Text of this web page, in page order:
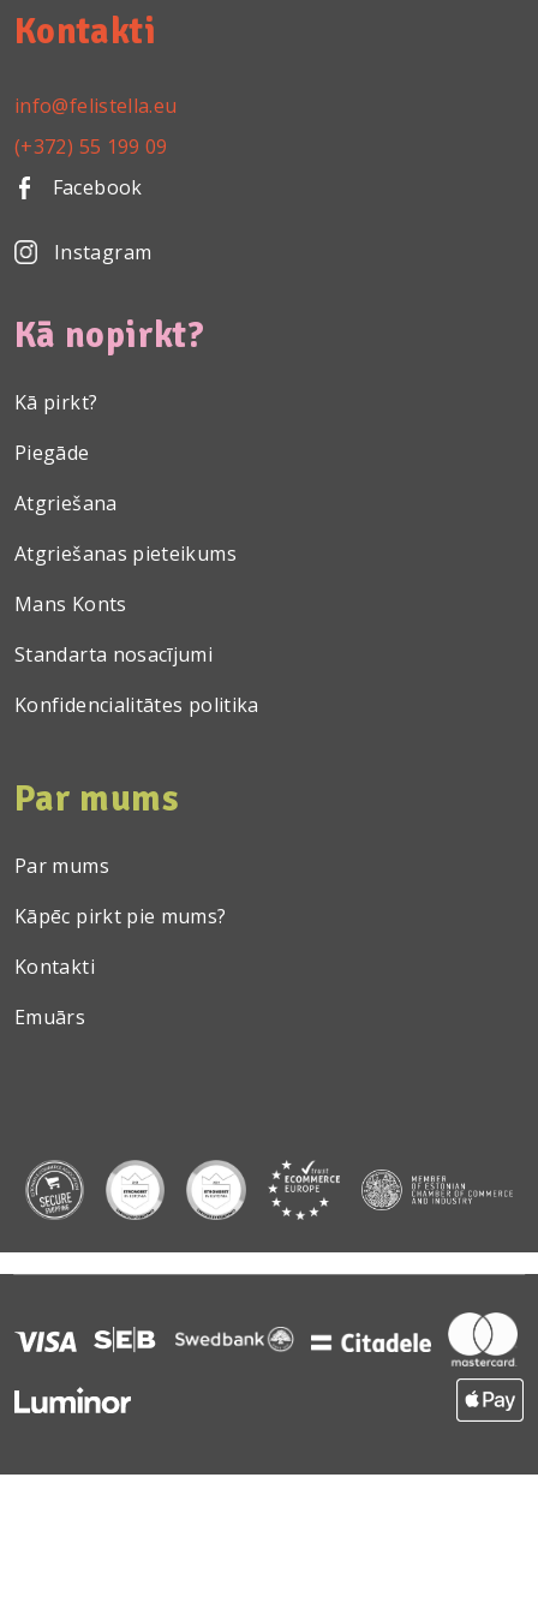
Kontakti
info@felistella.eu
(+372) 55 199 09
Facebook
Instagram
Kā nopirkt?
Kā pirkt?
Piegāde
Atgriešana
Atgriešanas pieteikums
Mans Konts
Standarta nosacījumi
Konfidencialitātes politika
Par mums
Par mums
Kāpēc pirkt pie mums?
Kontakti
Emuārs